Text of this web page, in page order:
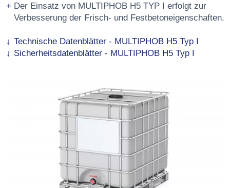
Der Einsatz von MULTIPHOB H5 TYP I erfolgt zur
Verbesserung der Frisch- und Festbetoneigenschaften.
Technische Datenblätter - MULTIPHOB H5 Typ I
Sicherheitsdatenblätter - MULTIPHOB H5 Typ I